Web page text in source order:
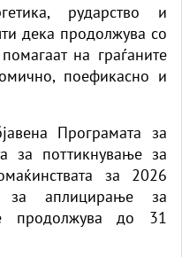
рударство и
дека продолжува со
на граѓаните
поефикасно и
Програмата за
за поттикнување за
за 2026
за аплицирање за
продолжува до 31